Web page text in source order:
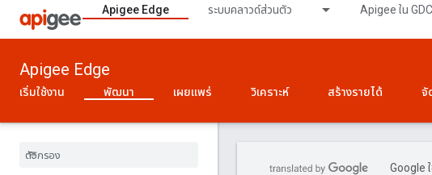
Apigee Edge ระบบคลาวด์ส่วนตัว Apigee ใน
Apigee Edge
เริ่มใช้งาน พัฒนา เผยแพร่ วิเคราะห์ สร้างรายได้ จั
Google